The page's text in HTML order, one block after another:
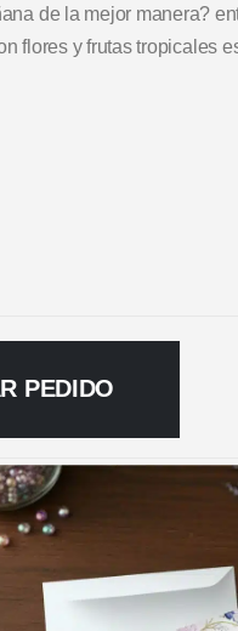
de la mejor manera?
flores y frutas tropicales
PEDIDO